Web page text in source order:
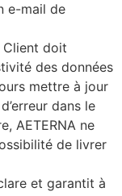
e-mail de
Client doit
des données
mettre à jour
dans le
AETERNA ne
de livrer
et garantit à